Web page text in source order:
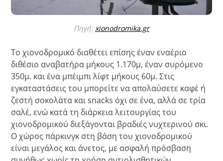
Πηγή: xionodromika.gr
Το χιονοδρομικό διαθέτει επίσης έναν εναέριο
διθέσιο αναβατήρα μήκους 1.170μ, έναν συρόμενο
350μ. και ένα μπέιμπι λίφτ μήκους 60μ. Στις
εγκαταστάσεις του μπορείτε να απολαύσετε καφέ ή
ζεστή σοκολάτα και snacks όχι σε ένα, αλλά σε τρία
σαλέ, ενώ κατά τη διάρκεια λειτουργίας του
χιονοδρομικού διεξάγονται βραδιές νυχτερινού σκι.
Ο χώρος πάρκινγκ στη βάση του χιονοδρομικού
είναι μεγάλος και άνετος, με ασφαλή πρόσβαση